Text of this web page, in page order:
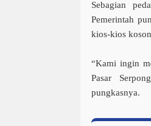
Sebagian
Pemerintah
kios-kios
“Kami ingin
Pasar
pungkasnya.